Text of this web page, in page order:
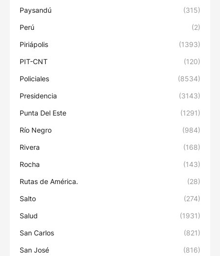
Paysandú (315)
Perú (2)
Piriápolis (1393)
PIT-CNT (120)
Policiales (8534)
Presidencia (3143)
Punta Del Este (1291)
Río Negro (984)
Rivera (168)
Rocha (143)
Rutas de América. (28)
Salto (274)
Salud (1931)
San Carlos (821)
San José (816)